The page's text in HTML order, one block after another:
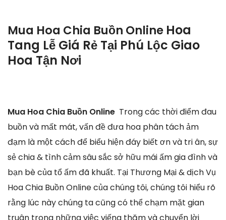
Mua Hoa Chia Buồn Online Hoa
Tang Lễ Giá Rẻ Tại Phú Lộc Giao
Hoa Tận Nơi
Mua Hoa Chia Buồn Online Trong các thời điểm đau
buồn và mất mát, vấn đề đưa hoa phân tách ảm
đạm là một cách để biểu hiện đáy biết ơn và tri ân, sự
sẻ chia & tình cảm sâu sắc sở hữu mái ấm gia đình và
bạn bè của tổ ấm đã khuất. Tại Thương Mại & dịch Vụ
Hoa Chia Buồn Online của chúng tôi, chúng tôi hiểu rõ
rằng lúc này chúng ta cũng có thể chạm mặt gian
truân trong những việc viếng thăm và chuyển lời